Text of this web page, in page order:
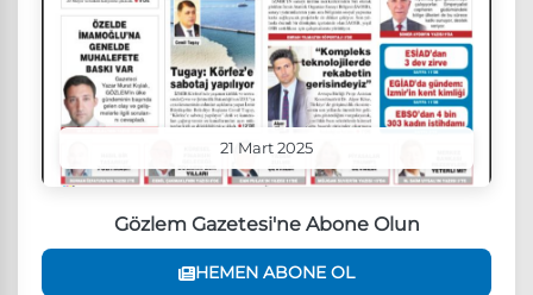
21 Mart 2025
Gözlem Gazetesi'ne Abone Olun
HEMEN ABONE OL